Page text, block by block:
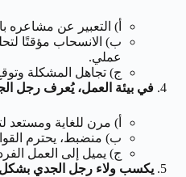
أ) التعبير عن مشاعره
ب) الانسحاب مؤقتًا
عملي.
ج) تجاهل المشكلة
في بيئة العمل، يُعرف رجل
أ) مرن للغاية
ب) منضبط، يحترم
ج) يميل إلى العمل
يكسب ولاء رجل الجدي